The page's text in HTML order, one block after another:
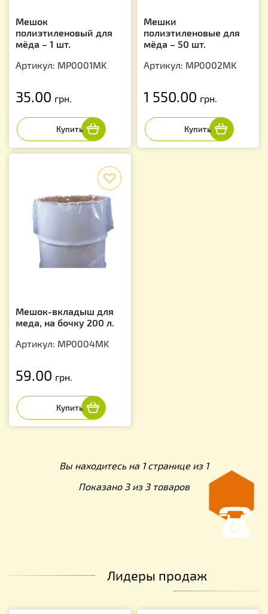
Мешок
полиэтиленовый для
мёда – 1 шт.
Артикул: MP0001MK
35.00 грн.
Мешки
полиэтиленовые для
мёда – 50 шт.
Артикул: MP0002MK
1 550.00 грн.
Мешок-вкладыш для
меда, на бочку 200 л.
Артикул: MP0004MK
59.00 грн.
Вы находитесь на 1 странице из 1
Показано 3 из 3 товаров
Лидеры продаж